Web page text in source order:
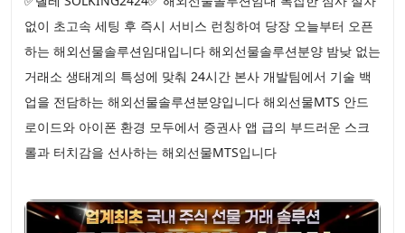
없이 초고속 세팅 후 즉시 서비스 런칭하여 당장 오늘부터 오픈
하는 해외선물솔루션임대입니다 해외선물솔루션분양 밤낮 없는
거래소 생태계의 특성에 맞춰 24시간 본사 개발팀에서 기술 백
업을 전담하는 해외선물솔루션분양입니다 해외선물MTS 안드
로이드와 아이폰 환경 모두에서 증권사 앱 급의 부드러운 스크
롤과 터치감을 선사하는 해외선물MTS입니다